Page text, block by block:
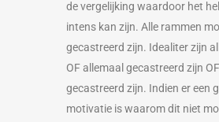
de vergelijking waardoor het
intens kan zijn. Alle rammen
gecastreerd zijn. Idealiter zijn
OF allemaal gecastreerd zijn
gecastreerd zijn. Indien er een
motivatie is waarom dit niet